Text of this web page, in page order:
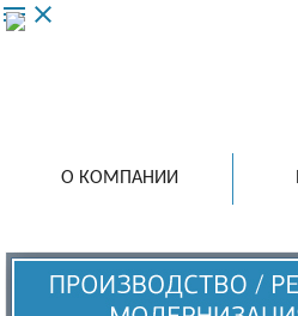
menu close
О КОМПАНИИ